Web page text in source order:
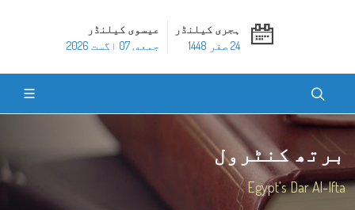
ہجری کیلنڈر
24 صفر 1448
عیسوی کیلنڈر
جمعه, 07 اگست 2026
برتھ کنٹرول
Egypt's Dar Al-Ifta